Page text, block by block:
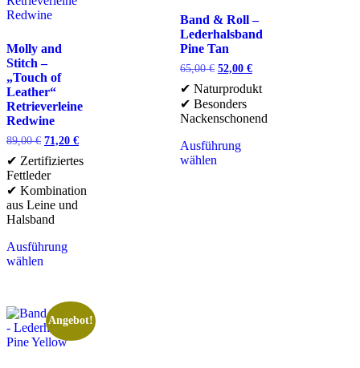
Molly and
Stitch –
„Touch of
Leather“
Retrieverleine
Redwine
89,00€ 71,20 €
✔ Zertifiziertes
Fettleder
✔ Kombination
aus Leine und
Halsband
Ausführung
wählen
Band & Roll –
Lederhalsband
Pine Tan
65,00€ 52,00 €
✔ Naturprodukt
✔ Besonders
Nackenschonend
Ausführung
wählen
Angebot!